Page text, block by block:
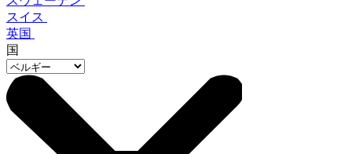
スイス
英国
国